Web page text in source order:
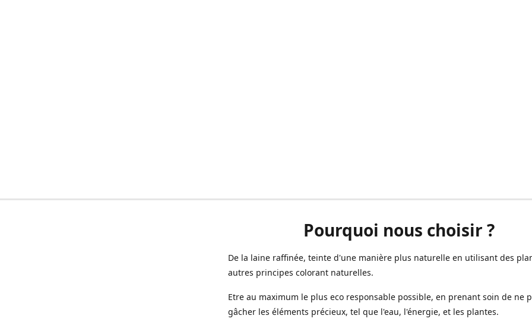
Pourquoi nous choisir ?
De la laine raffinée, teinte d'une manière plus naturelle en utilisant des
autres principes colorant naturelles.
Etre au maximum le plus eco responsable possible, en prenant soin de ne
gâcher les éléments précieux, tel que l'eau, l'énergie, et les plantes.